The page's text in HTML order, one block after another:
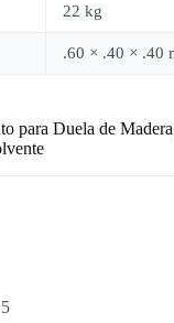
22 kg
.60 × .40 × .40
para Duela de